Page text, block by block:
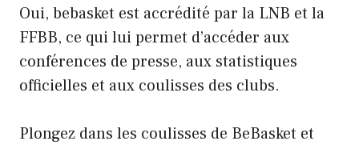
Oui, bebasket est accrédité par la LNB et la
FFBB, ce qui lui permet d’accéder aux
conférences de presse, aux statistiques
officielles et aux coulisses des clubs.
Plongez dans les coulisses de BeBasket et